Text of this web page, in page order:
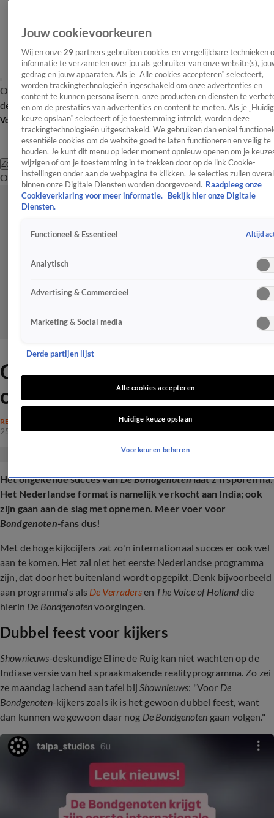
OverzichtAfleveringen Entertainment TV Algemeen
Tip
de redactieNieuwsbrief
Volg Shownieuws
Zoeken
OverzichtEntertainmentSpraakmakendRealityCrimeVideo's
Groot internationaal nieuws
over De Bondgenoten
REALITY
25 mrt 2026, 15:01
Het ongekende succes vanDe Bondgenotenlaat z'n sporen na.
Het Nederlandse format is namelijk verkocht aan India; ook
zijn gaan aan de slag met opnemen. Meer voer voor
Bondgenoten-fans dus!
Met de hoge kijkcijfers zat zo'n internationaal succes er ook wel
aan te komen. Het zal niet het eerste Nederlandse programma
zijn, dat door het buitenland wordt opgepikt. Denk bijvoorbeeld
aan programma's als De Verradersen The Voice of Holland die
hierin De Bondgenotenvoorgingen.
Dubbel feest voor kijkers
Shownieuws-deskundige Eline de Ruig kan niet wachten op de
Indiase versie van het spraakmakende realityprogramma. Zo zei
ze maandag lachend aan tafel bij Shownieuws: "Voor De
Bondgenoten-kijkers zoals ik is het gewoon dubbel feest, want
dan kunnen we gewoon daar nog De Bondgenoten gaan volgen."
Jouw cookievoorkeuren
Wij en onze 29 partners gebruiken cookies en vergelijkbare technieken
informatie te verzamelen over jou als gebruiker van onze website(s),
gedrag en jouw apparaten. Als je „Alle cookies accepteren” selecteert,
worden trackingtechnologieën ingeschakeld om onze advertenties en
content te kunnen personaliseren, onze producten en diensten te
en om de prestaties van advertenties en content te meten. Als je
keuze opslaan” selecteert of je toestemming intrekt, worden deze
trackingtechnologieën uitgeschakeld. We gebruiken dan enkel
essentiële cookies om de website goed te laten functioneren en veilig te
houden. Je kunt dit menu op ieder moment opnieuw openen om je
wijzigen of om je toestemming in te trekken door op de link Cookie-
instellingen onder aan de webpagina te klikken. Je selecties zullen overal
binnen onze Digitale Diensten worden doorgevoerd. Raadpleeg onze
Cookieverklaring voor meer informatie.
Bekijk hier onze Digitale
Diensten.
Functioneel & Essentieel Altijd
Analytisch
Advertising & Commercieel
Marketing & Social media
Derde partijen lijst
Alle cookies accepteren
Huidige keuze opslaan
Voorkeuren beheren